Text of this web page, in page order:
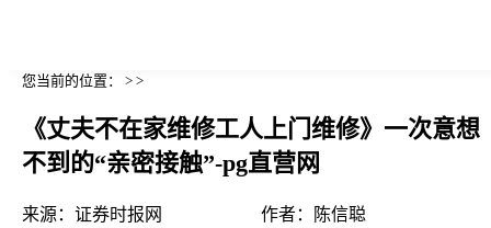
您当前的位置： > >
《丈夫不在家维修工人上门维修》一次意想
不到的“亲密接触”-pg直营网
来源： 证券时报网 作者：
陈信聪